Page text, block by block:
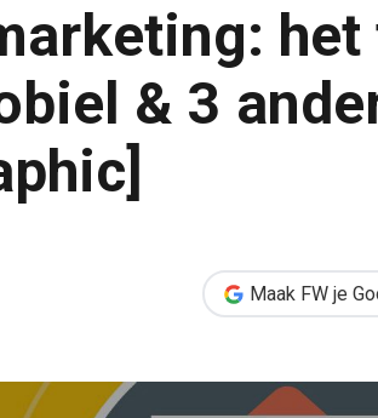
gekeerd naar mobiel & 3 andere trends
& 3
Maak FW je